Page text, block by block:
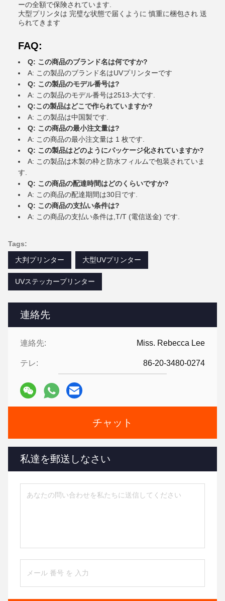
連絡先
連絡先: Miss. Rebecca Lee
テレ: 86-20-3480-0274
チャット
私達を郵送しなさい
ーの全額で保険されています.
大型プリンタは 完璧な状態で届くように 慎重に梱包され 送
られてきます
FAQ:
Q: この商品のブランド名は何ですか?
A: この製品のブランド名はUVプリンターです
Q: この製品のモデル番号は?
A: この製品のモデル番号は2513-大です.
Q:この製品はどこで作られていますか?
A: この製品は中国製です.
Q: この商品の最小注文量は?
A: この商品の最小注文量は 1 枚です.
Q: この製品はどのようにパッケージ化されていますか?
A: この製品は木製の枠と防水フィルムで包装されていま
す.
Q: この商品の配達時間はどのくらいですか?
A: この商品の配達期間は30日です.
Q: この商品の支払い条件は?
A: この商品の支払い条件は,T/T (電信送金) です.
Tags:
大判プリンター
大型UVプリンター
UVステッカープリンター